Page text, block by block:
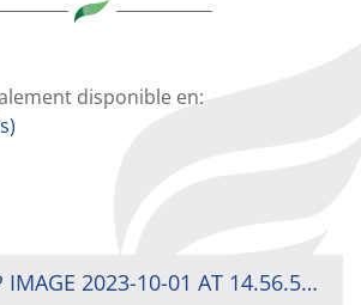
disponible en:
)
WHATSAPP IMAGE 2023-10-01 AT 14.56.51 (4)